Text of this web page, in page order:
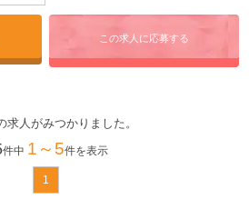
この求人に応募する
求人がみつかりました。
件中 1～5件を表示
1